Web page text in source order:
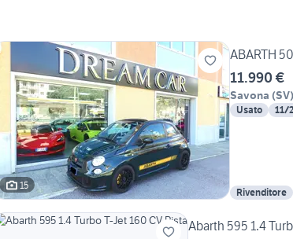
15
ABARTH
11.990 €
Savona (SV)
Usato 11/
Rivenditore
Abarth 595 1.4